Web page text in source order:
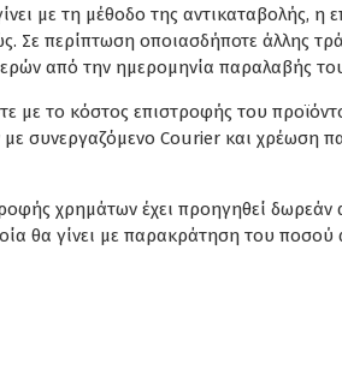
με τη μέθοδο της αντικαταβολής,
περίπτωση οποιασδήποτε άλλης
από την ημερομηνία παραλαβής
με το κόστος επιστροφής του
με συνεργαζόμενο Courier και
χρημάτων έχει προηγηθεί
θα γίνει με παρακράτηση του